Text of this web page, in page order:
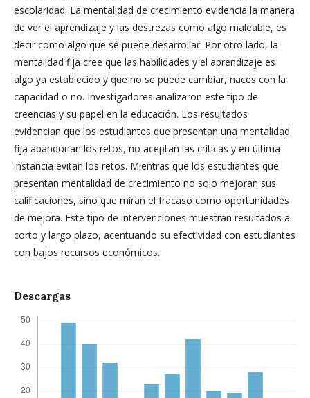
escolaridad. La mentalidad de crecimiento evidencia la manera
de ver el aprendizaje y las destrezas como algo maleable, es
decir como algo que se puede desarrollar. Por otro lado, la
mentalidad fija cree que las habilidades y el aprendizaje es
algo ya establecido y que no se puede cambiar, naces con la
capacidad o no. Investigadores analizaron este tipo de
creencias y su papel en la educación. Los resultados
evidencian que los estudiantes que presentan una mentalidad
fija abandonan los retos, no aceptan las críticas y en última
instancia evitan los retos. Mientras que los estudiantes que
presentan mentalidad de crecimiento no solo mejoran sus
calificaciones, sino que miran el fracaso como oportunidades
de mejora. Este tipo de intervenciones muestran resultados a
corto y largo plazo, acentuando su efectividad con estudiantes
con bajos recursos económicos.
Descargas